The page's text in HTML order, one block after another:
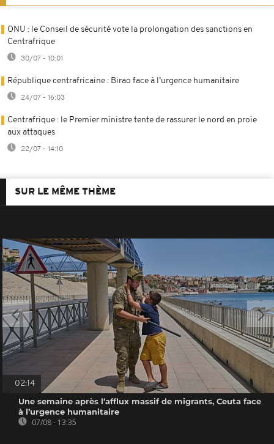
ONU : le Conseil de sécurité vote la prolongation des sanctions en
Centrafrique
30/07 - 10:01
République centrafricaine : Birao face à l’urgence humanitaire
24/07 - 16:03
Centrafrique : le Premier ministre tente de rassurer le nord en proie
aux attaques
22/07 - 14:10
SUR LE MÊME THÈME
02:14
Une semaine après l’afflux massif de migrants, Ceuta face
à l’urgence humanitaire
07/08 - 13:35